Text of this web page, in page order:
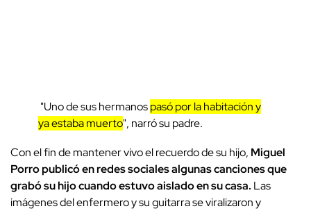
"Uno de sus hermanospasó por la habitación y
ya estaba muerto", narró su padre.
Con el fin de mantener vivo el recuerdo de su hijo, Miguel
Porro publicó en redes sociales algunas canciones que
grabó su hijo cuando estuvo aislado en su casa. Las
imágenes del enfermero y su guitarra se viralizaron y